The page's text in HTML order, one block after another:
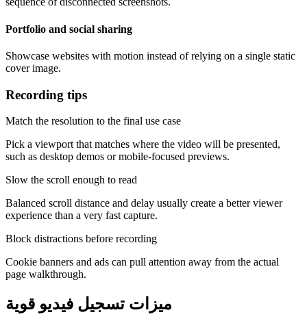
Portfolio and social sharing
Showcase websites with motion instead of relying on a single static
cover image.
Recording tips
Match the resolution to the final use case
Pick a viewport that matches where the video will be presented,
such as desktop demos or mobile-focused previews.
Slow the scroll enough to read
Balanced scroll distance and delay usually create a better viewer
experience than a very fast capture.
Block distractions before recording
Cookie banners and ads can pull attention away from the actual
page walkthrough.
ميزات تسجيل فيديو قوية